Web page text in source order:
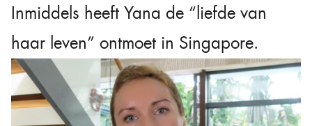
Inmiddels heeft Yana de “liefde van
haar leven” ontmoet in Singapore.